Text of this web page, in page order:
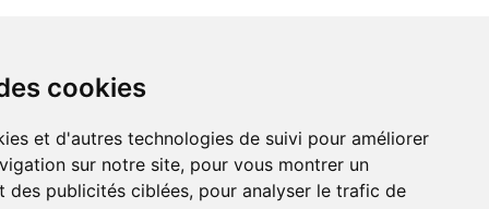
cookies
et d'autres technologies de suivi pour améliorer
sur notre site, pour vous montrer un
des publicités ciblées, pour analyser le trafic de